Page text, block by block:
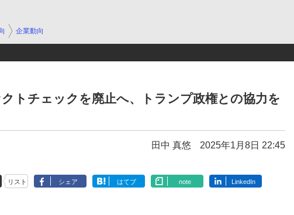
企業動向
トチェックを廃止へ、トランプ政権との協力を
田中 真悠 2025年1月8日 22:45
リスト シェア はてブ note LinkedIn